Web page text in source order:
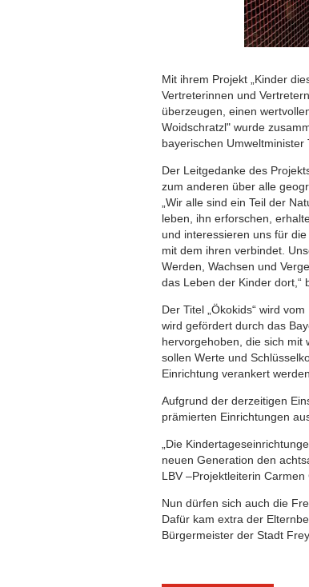
Mit ihrem Projekt „Kinder
Vertreterinnen und
überzeugen, einen
Woidschratzl" wurde
bayerischen
Der Leitgedanke des
zum anderen über alle
„Wir alle sind ein Teil der
leben, ihn erforschen,
und interessieren uns für
mit dem ihren verbindet.
Werden, Wachsen und
das Leben der Kinder dort,“
Der Titel „Ökokids“ wird
wird gefördert durch das
hervorgehoben, die sich mit
sollen Werte und
Einrichtung verankert werden.
Aufgrund der derzeitigen
prämierten Einrichtungen
„Die
neuen Generation den
LBV –Projektleiterin Carmen
Nun dürfen sich auch die
Dafür kam extra der
Bürgermeister der Stadt